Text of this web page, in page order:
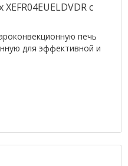
с
печь
для эффективной и